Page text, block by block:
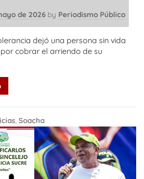
de 2026 by Periodismo Público
dejó una persona sin vida
cobrar el arriendo de su
, Soacha